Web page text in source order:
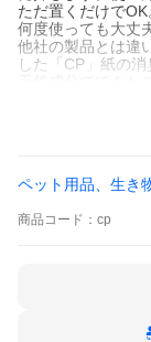
ただ置くだけでOK
何度使っても大丈
他社の製品とは違
した「CP」紙の消
使用しはじめて１
量を増やす、もし
変色しても効果
ペット用品、生き
商品 コード： cp